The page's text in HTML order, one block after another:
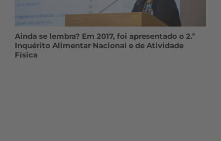
Ainda se lembra? Em 2017, foi apresentado o 2.º
Inquérito Alimentar Nacional e de Atividade
Física